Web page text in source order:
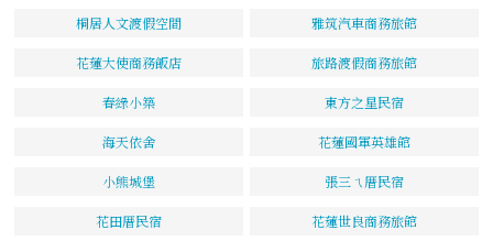
桐居人文渡假空間 雅筑汽車商務旅館
花蓮大使商務飯店 旅路渡假商務旅館
春綠小築 東方之星民宿
海天依舍 花蓮國軍英雄館
小熊城堡 張三ㄟ厝民宿
花田厝民宿 花蓮世良商務旅館